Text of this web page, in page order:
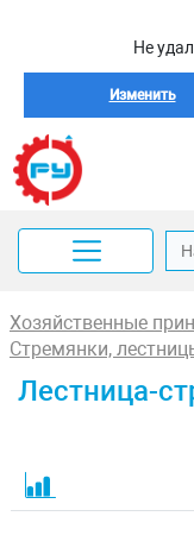
Не
Изменить
Хозяйственные
Стремянки,
Лестница-